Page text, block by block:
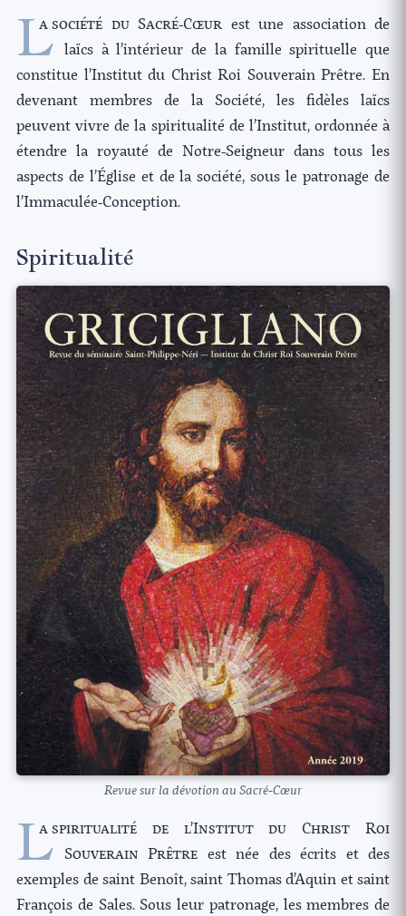
La société du Sacré-Cœur est une association de
laïcs à l’intérieur de la famille spirituelle que
constitue l’Institut du Christ Roi Souverain Prêtre. En
devenant membres de la Société, les fidèles laïcs
peuvent vivre de la spiritualité de l’Institut, ordonnée à
étendre la royauté de Notre-Seigneur dans tous les
aspects de l’Église et de la société, sous le patronage de
l’Immaculée-Conception.
Spiritualité
Revue sur la dévotion au Sacré-Cœur
La spiritualité de l’Institut du Christ Roi
Souverain Prêtre est née des écrits et des
exemples de saint Benoît, saint Thomas d’Aquin et saint
François de Sales. Sous leur patronage, les membres de